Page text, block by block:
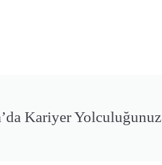
Kariyer Yolculuğunuz